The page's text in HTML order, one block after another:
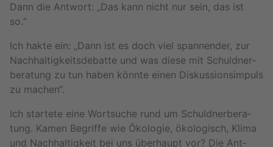
Dann die Ant­wort: „Das kann nicht nur sein, das ist
so.“
Ich hakte ein: „Dann ist es doch viel span­nen­der, zur
Nach­hal­tig­keits­de­bat­te und was diese mit Schuld­ner­
be­ra­tung zu tun haben könn­te einen Dis­kus­si­ons­im­puls
zu ma­chen“.
Ich star­te­te eine Wort­su­che rund um Schuld­ner­be­ra­
tung. Kamen Be­grif­fe wie Öko­lo­gie, öko­lo­gisch, Klima
und Nach­hal­tig­keit bei uns über­haupt vor? Die Ant­